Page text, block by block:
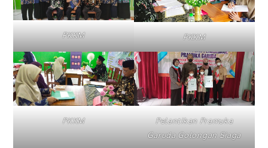
PKKM PKKM
PKKM
Pelantikan Pramuka
Garuda Golongan Siaga